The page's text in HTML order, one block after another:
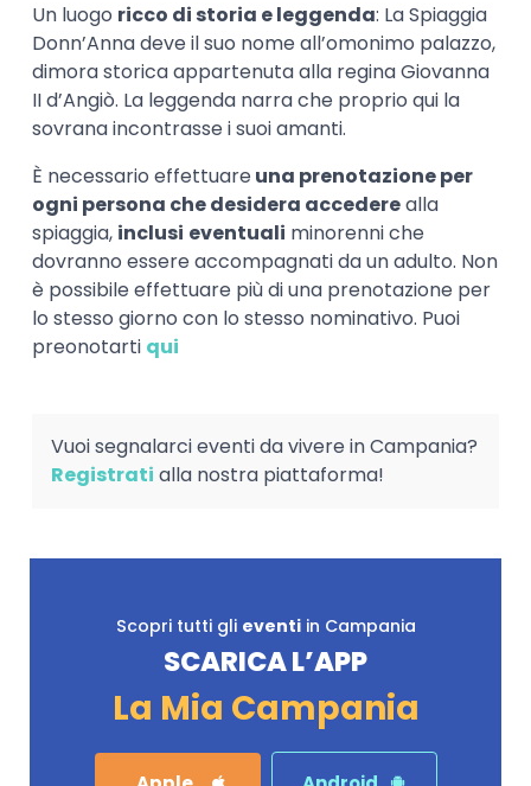
Un luogo ricco di storia e leggenda: La Spiaggia
Donn’Anna deve il suo nome all’omonimo palazzo,
dimora storica appartenuta alla regina Giovanna
II d’Angiò. La leggenda narra che proprio qui la
sovrana incontrasse i suoi amanti.
È necessario effettuare una prenotazione per
ogni persona che desidera accederealla
spiaggia, inclusi eventuali minorenni che
dovranno essere accompagnati da un adulto. Non
è possibile effettuare più di una prenotazione per
lo stesso giorno con lo stesso nominativo. Puoi
preonotarti qui
Vuoi segnalarci eventi da vivere in Campania?
Registrati alla nostra piattaforma!
Scopri tutti gli eventiin Campania
SCARICA L’APP
La Mia Campania